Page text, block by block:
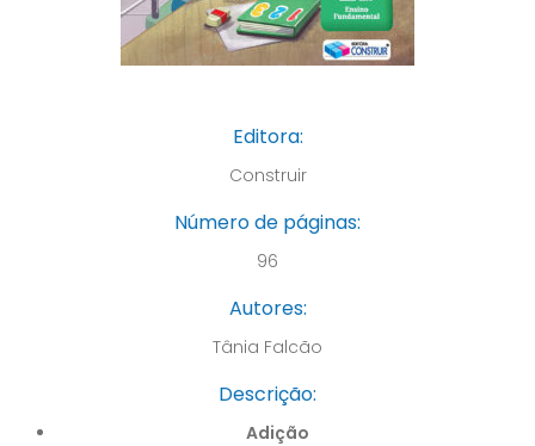
Editora:
Construir
Número de páginas:
96
Autores:
Tânia Falcão
Descrição:
Adição